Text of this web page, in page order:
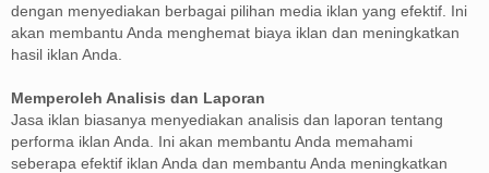
dengan menyediakan berbagai pilihan media iklan yang efektif. Ini
akan membantu Anda menghemat biaya iklan dan meningkatkan
hasil iklan Anda.
Memperoleh Analisis dan Laporan
Jasa iklan biasanya menyediakan analisis dan laporan tentang
performa iklan Anda. Ini akan membantu Anda memahami
seberapa efektif iklan Anda dan membantu Anda meningkatkan